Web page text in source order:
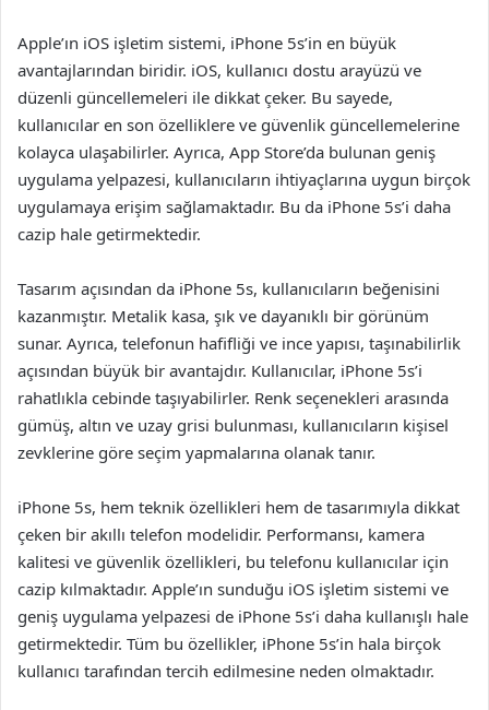
Apple’ın iOS işletim sistemi, iPhone 5s’in en büyük
avantajlarından biridir. iOS, kullanıcı dostu arayüzü ve
düzenli güncellemeleri ile dikkat çeker. Bu sayede,
kullanıcılar en son özelliklere ve güvenlik güncellemelerine
kolayca ulaşabilirler. Ayrıca, App Store’da bulunan geniş
uygulama yelpazesi, kullanıcıların ihtiyaçlarına uygun birçok
uygulamaya erişim sağlamaktadır. Bu da iPhone 5s’i daha
cazip hale getirmektedir.
Tasarım açısından da iPhone 5s, kullanıcıların beğenisini
kazanmıştır. Metalik kasa, şık ve dayanıklı bir görünüm
sunar. Ayrıca, telefonun hafifliği ve ince yapısı, taşınabilirlik
açısından büyük bir avantajdır. Kullanıcılar, iPhone 5s’i
rahatlıkla cebinde taşıyabilirler. Renk seçenekleri arasında
gümüş, altın ve uzay grisi bulunması, kullanıcıların kişisel
zevklerine göre seçim yapmalarına olanak tanır.
iPhone 5s, hem teknik özellikleri hem de tasarımıyla dikkat
çeken bir akıllı telefon modelidir. Performansı, kamera
kalitesi ve güvenlik özellikleri, bu telefonu kullanıcılar için
cazip kılmaktadır. Apple’ın sunduğu iOS işletim sistemi ve
geniş uygulama yelpazesi de iPhone 5s’i daha kullanışlı hale
getirmektedir. Tüm bu özellikler, iPhone 5s’in hala birçok
kullanıcı tarafından tercih edilmesine neden olmaktadır.